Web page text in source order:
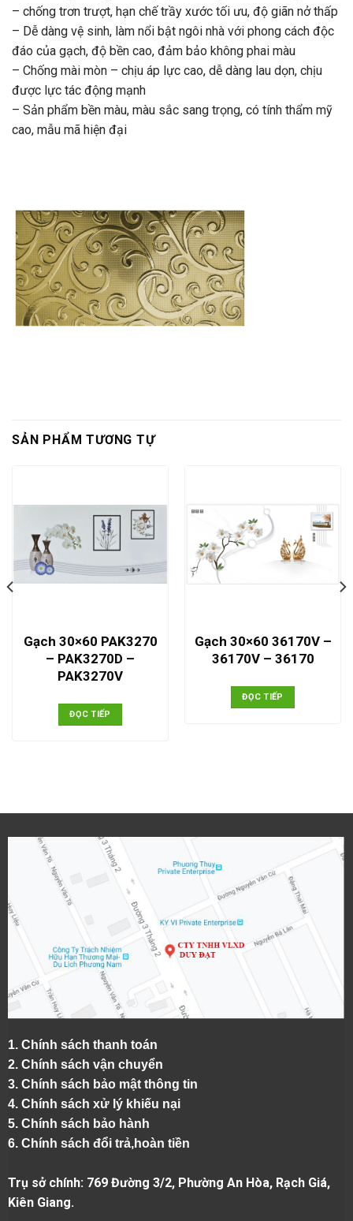
– chống trơn trượt, hạn chế trầy xước tối ưu, độ giãn nở thấp
– Dễ dàng vệ sinh, làm nổi bật ngôi nhà với phong cách độc
đáo của gạch, độ bền cao, đảm bảo không phai màu
– Chống mài mòn – chịu áp lực cao, dễ dàng lau dọn, chịu
được lực tác động mạnh
– Sản phẩm bền màu, màu sắc sang trọng, có tính thẩm mỹ
cao, mẫu mã hiện đại
SẢN PHẨM TƯƠNG TỰ
Gạch 30×60 PAK3270
– PAK3270D –
PAK3270V
ĐỌC TIẾP
Gạch 30×60 36170V –
36170V – 36170
ĐỌC TIẾP
1. Chính sách thanh toán
2. Chính sách vận chuyển
3. Chính sách bảo mật thông tin
4. Chính sách xử lý khiếu nại
5. Chính sách bảo hành
6. Chính sách đổi trả,hoàn tiền
Trụ sở chính: 769 Đường 3/2, Phường An Hòa, Rạch Giá,
Kiên Giang.